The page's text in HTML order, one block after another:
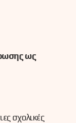
ως
σχολικές